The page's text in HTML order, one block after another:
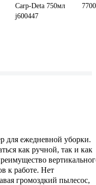
Carp-Deta 750мл
j600447
для ежедневной уборки.
как ручной, так и как
к работе. Нет
громоздкий пылесос,